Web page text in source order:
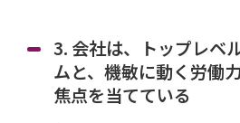
3. 会社は、トップレベ
ムと、機敏に動く労働
焦点を当てている